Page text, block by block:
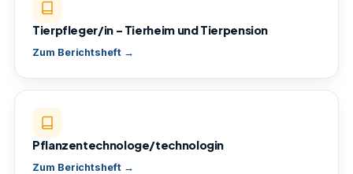
Tierpfleger/in – Tierheim und Tierpension
Zum Berichtsheft →
Pflanzentechnologe/technologin
Zum Berichtsheft →